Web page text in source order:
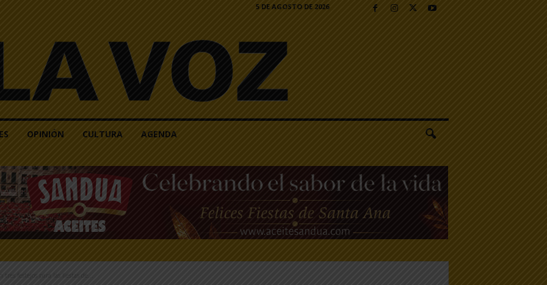
5 DE AGOSTO DE 2026
OPINIÓN CULTURA AGENDA
festejos para las fiestas de...